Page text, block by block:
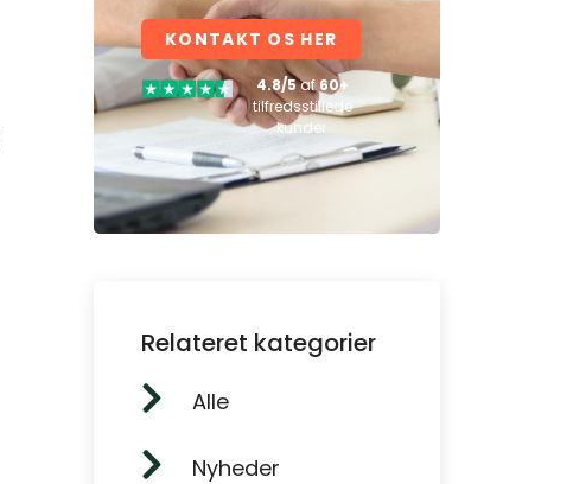
KONTAKT OS HER
4.8/5af60+
tilfredsstillede
kunder
Relateret kategorier
Alle
Nyheder